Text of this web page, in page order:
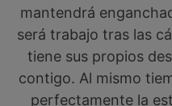
mantendrá
será trabajo tras las
tiene sus propios
contigo. Al mismo
perfectamente la